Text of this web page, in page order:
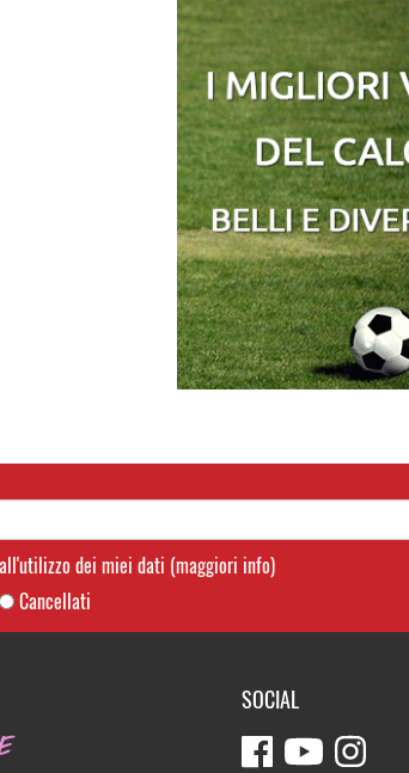
dei miei dati (maggiori info)
Cancellati
SOCIAL